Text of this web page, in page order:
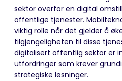
sektor overfor en digital
offentlige tjenester.
viktig rolle når det gjelder å
tilgjengeligheten til disse
digitalisert offentlig sektor er
utfordringer som krever
strategiske løsninger.